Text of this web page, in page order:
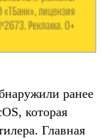
ранее
которая
Главная